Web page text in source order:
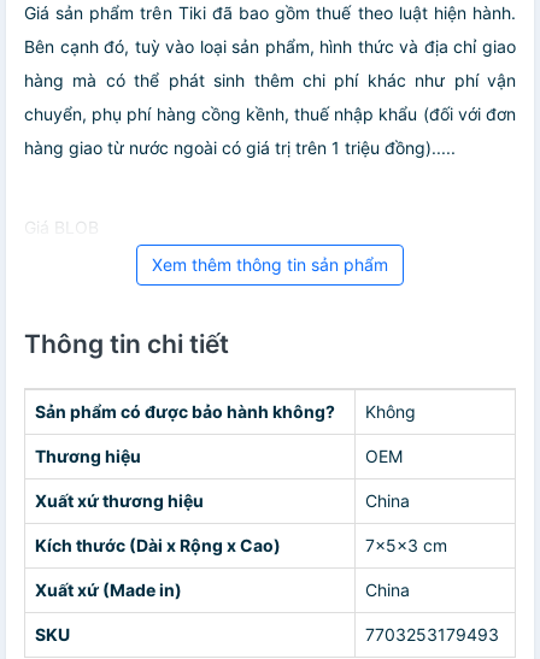
Giá sản phẩm trên Tiki đã bao gồm thuế theo luật hiện hành.
Bên cạnh đó, tuỳ vào loại sản phẩm, hình thức và địa chỉ giao
hàng mà có thể phát sinh thêm chi phí khác như phí vận
chuyển, phụ phí hàng cồng kềnh, thuế nhập khẩu (đối với đơn
hàng giao từ nước ngoài có giá trị trên 1 triệu đồng).....
Giá BLOB
Xem thêm thông tin sản phẩm
Thông tin chi tiết
Sản phẩm có được bảo hành không? Không
Thương hiệu OEM
Xuất xứ thương hiệu China
Kích thước (Dài x Rộng x Cao) 7x5x3 cm
Xuất xứ (Made in) China
SKU 7703253179493